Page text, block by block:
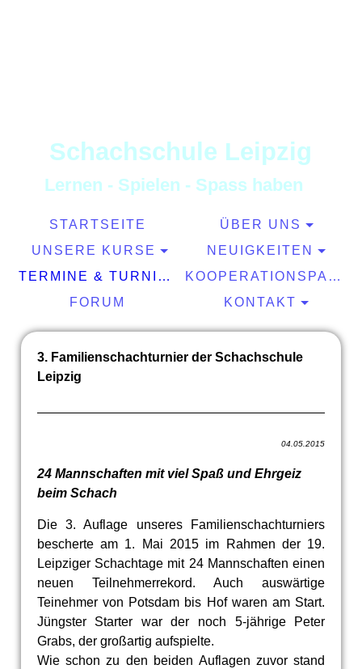
Schachschule Leipzig
Lernen - Spielen - Spass haben
STARTSEITE
ÜBER UNS
UNSERE KURSE
NEUIGKEITEN
TERMINE & TURNIERE
KOOPERATIONSPARTNER
FORUM
KONTAKT
3. Familienschachturnier der Schachschule
Leipzig
04.05.2015
24 Mannschaften mit viel Spaß und Ehrgeiz
beim Schach
Die 3. Auflage unseres Familienschachturniers
bescherte am 1. Mai 2015 im Rahmen der 19.
Leipziger Schachtage mit 24 Mannschaften einen
neuen Teilnehmerrekord. Auch auswärtige
Teinehmer von Potsdam bis Hof waren am Start.
Jüngster Starter war der noch 5-jährige Peter
Grabs, der großartig aufspielte.
Wie schon zu den beiden Auflagen zuvor stand